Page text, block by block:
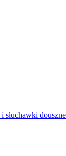
słuchawki douszne